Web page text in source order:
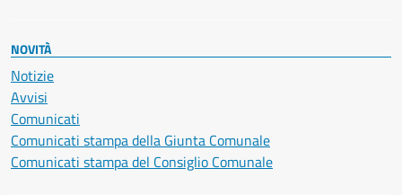
NOVITÀ
Notizie
Avvisi
Comunicati
Comunicati stampa della Giunta Comunale
Comunicati stampa del Consiglio Comunale